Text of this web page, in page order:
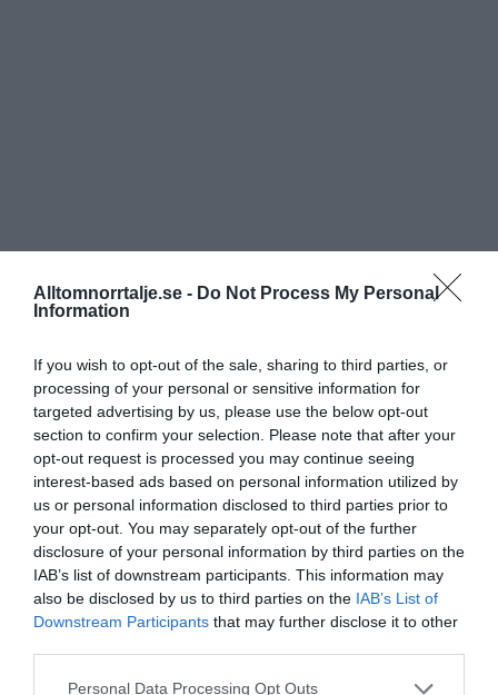
Alltomnorrtalje.se - Do Not Process My Personal
Information
If you wish to opt-out of the sale, sharing to third parties, or
processing of your personal or sensitive information for
targeted advertising by us, please use the below opt-out
section to confirm your selection. Please note that after your
opt-out request is processed you may continue seeing
interest-based ads based on personal information utilized by
us or personal information disclosed to third parties prior to
your opt-out. You may separately opt-out of the further
disclosure of your personal information by third parties on the
IAB’s list of downstream participants. This information may
also be disclosed by us to third parties on the IAB’s List of
Downstream Participants that may further disclose it to other
Personal Data Processing Opt Outs